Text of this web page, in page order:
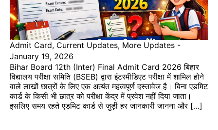
Admit Card, Current Updates, More Updates -
January 19, 2026
Bihar Board 12th (Inter) Final Admit Card 2026 बिहार
विद्यालय परीक्षा समिति (BSEB) द्वारा इंटरमीडिएट परीक्षा में शामिल होने
वाले लाखों छात्रों के लिए एक अत्यंत महत्वपूर्ण दस्तावेज है। बिना एडमिट
कार्ड के किसी भी छात्र को परीक्षा केंद्र में प्रवेश नहीं दिया जाता।
इसलिए समय रहते एडमिट कार्ड से जुड़ी हर जानकारी जानना और […]